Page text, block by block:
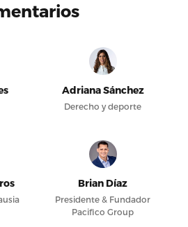
Adriana Sánchez
Derecho y deporte
Brian Díaz
Presidente & Fundador
Pacifico Group